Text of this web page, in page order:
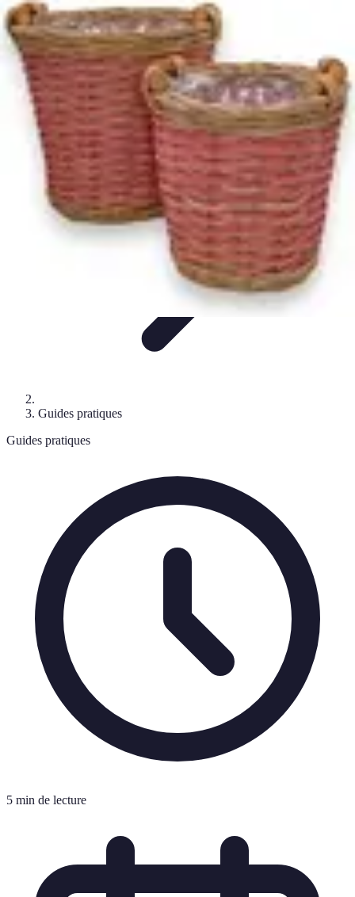
Remplacement Vitre
Évaluation et conseilsConseils de préparation
du Vitrage
Préparation et conseils
Remplacement Vitre
Guides pratiques
Guides pratiques
5 min de lecture